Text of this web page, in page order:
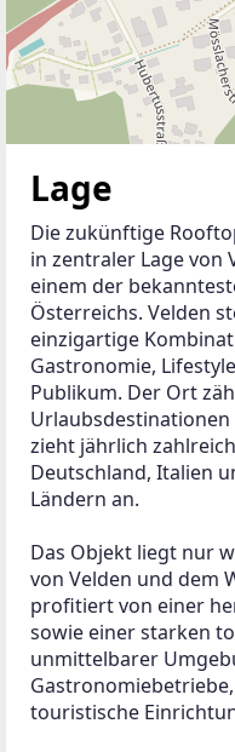
Lage
Die zukünftige
in zentraler Lage von
einem der
Österreichs. Velden
einzigartige
Gastronomie,
Publikum. Der Ort
Urlaubsdestinationen
zieht jährlich
Deutschland, Italien
Ländern an.
Das Objekt liegt nur
von Velden und dem
profitiert von einer
sowie einer starken
unmittelbarer
touristische